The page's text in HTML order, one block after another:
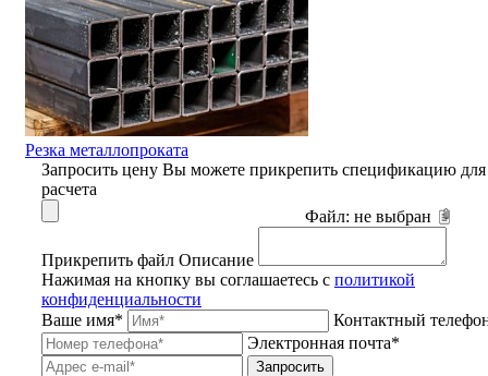
Резка металлопроката
Запросить цену Вы можете прикрепить спецификацию для
расчета
Файл: не выбран
Прикрепить файл Описание
Нажимая на кнопку вы соглашаетесь с политикой
конфиденциальности
Ваше имя*
Контактный
Электронная почта*
Запросить